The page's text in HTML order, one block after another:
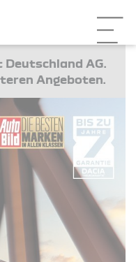
AG.
Angeboten.